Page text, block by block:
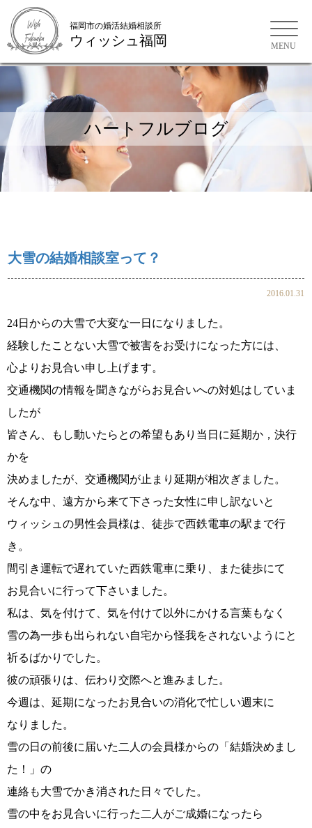
福岡市の婚活結婚相談所
ご来店WEB予約 婚活キャンペーン
お問い合わせ 会員様の声
鹿児島店
福岡市の婚活結婚相談所
ウィッシュ福岡
ハートフルブログ
大雪の結婚相談室って？
2016.01.31
24日からの大雪で大変な一日になりました。
経験したことない大雪で被害をお受けになった方には、
心よりお見合い申し上げます。
交通機関の情報を聞きながらお見合いへの対処はしていま
したが
皆さん、もし動いたらとの希望もあり当日に延期か，決行
かを
決めましたが、交通機関が止まり延期が相次ぎました。
そんな中、遠方から来て下さった女性に申し訳ないと
ウィッシュの男性会員様は、徒歩で西鉄電車の駅まで行
き。
間引き運転で遅れていた西鉄電車に乗り、また徒歩にて
お見合いに行って下さいました。
私は、気を付けて、気を付けて以外にかける言葉もなく
雪の為一歩も出られない自宅から怪我をされないようにと
祈るばかりでした。
彼の頑張りは、伝わり交際へと進みました。
今週は、延期になったお見合いの消化で忙しい週末に
なりました。
雪の日の前後に届いた二人の会員様からの「結婚決めまし
た！」の
連絡も大雪でかき消された日々でした。
雪の中をお見合いに行った二人がご成婚になったら